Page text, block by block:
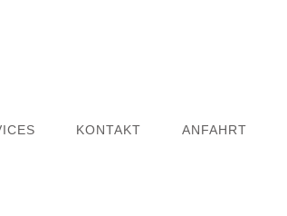
KONTAKT ANFAHRT